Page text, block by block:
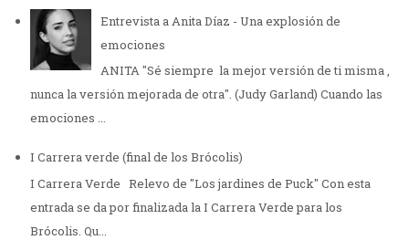
Entrevista a Anita Díaz - Una explosión de
emociones
ANITA "Sé siempre la mejor versión de ti misma ,
nunca la versión mejorada de otra". (Judy Garland) Cuando las
emociones ...
I Carrera verde (final de los Brócolis)
I Carrera Verde Relevo de "Los jardines de Puck" Con esta
entrada se da por finalizada la I Carrera Verde para los
Brócolis. Qu...